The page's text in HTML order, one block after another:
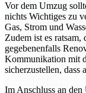
Vor dem Umzug
nichts Wichtiges zu
Gas, Strom und
Zudem ist es
gegebenenfalls
Kommunikation mit
sicherzustellen, dass
Im Anschluss an